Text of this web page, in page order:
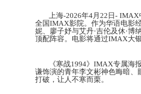
上海-2026年4月22日-
全国IMAX影院。 作为华语电影
妮、廖子妤与艾丹·吉伦及休·博
顶配阵容。电影将通过IMAX大
《寒战1994》IMAX专属海
谦饰演的青年李文彬神色晦暗
打破，让人不寒而栗。